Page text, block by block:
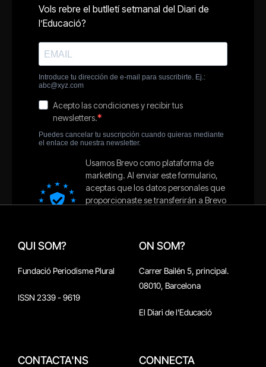
QUI SOM?
Fundació Periodisme Plural
ISSN 2339 - 9619
ON SOM?
Carrer Bailén 5, principal.
08010, Barcelona
El Diari de l'Educació
CONTACTA'NS CONNECTA